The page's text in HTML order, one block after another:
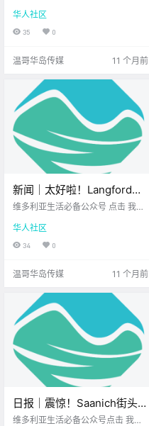
想一直在你身边 那天我在市中心闲
逛 走在Johnson Street上时 偶然发
华人社区
35 0
温哥华岛传媒 11 个月前
新闻｜太好啦！Langford新
小学亮相，下周迎新生！维
个电动车充电桩！
维多利亚生活必备公众号 点击 我在
想一直在你身边 大家周三好呀~ 工
作周已过半 希望你一切顺利 一起先
华人社区
34 0
温哥华岛传媒 11 个月前
日报｜震惊！Saanich街头有
人深夜鸣枪！大维多利亚学
维多利亚生活必备公众号点击 我在